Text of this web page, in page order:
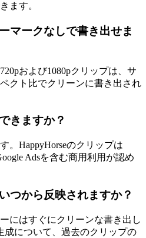
ます。
マークなしで書き出せま
および1080pクリップは、サ
クト比でクリーンに書き出され
きますか？
。HappyHorseのクリップは
Adsを含む商用利用が認め
つから反映されますか？
にはすぐにクリーンな書き出し
について、過去のクリップの